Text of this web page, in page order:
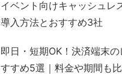
イベント向けキャッシュレ
導入方法とおすすめ3社
即日・短期OK！決済端末
すすめ5選｜料金や期間も